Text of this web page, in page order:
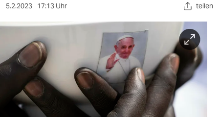
berlin
wahrheit
5.2.2023 17:13 Uhr teilen